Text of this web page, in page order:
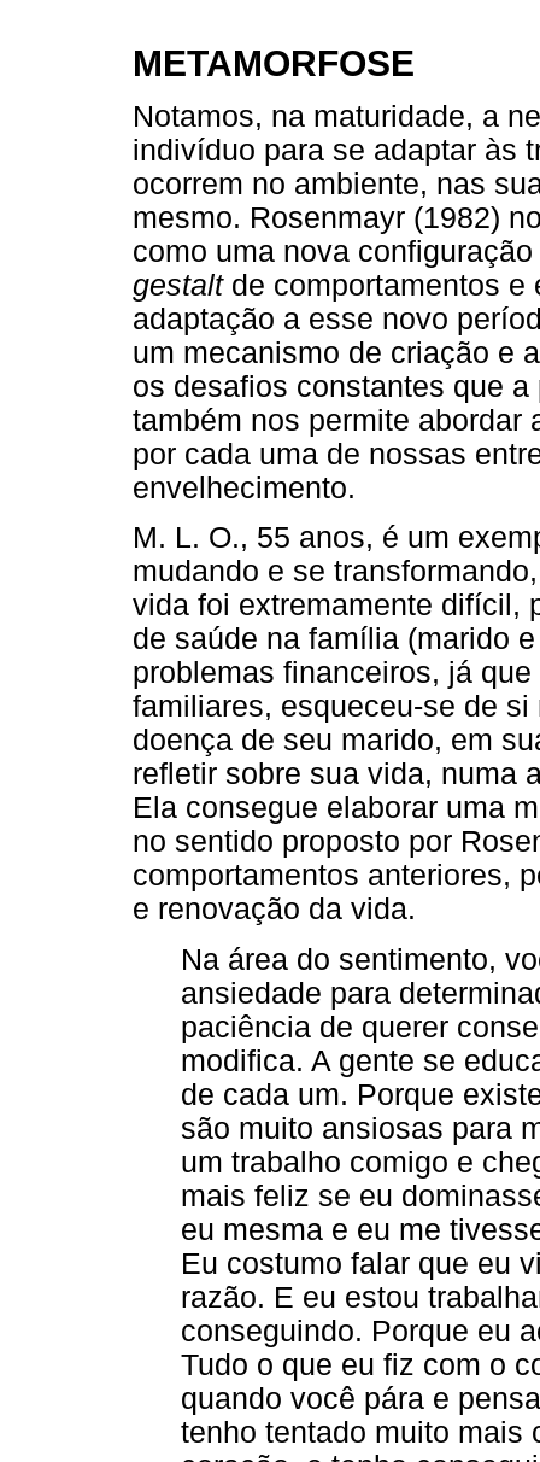
METAMORFOSE
Notamos, na maturidade, a
indivíduo para se adaptar às
ocorrem no ambiente, nas
mesmo. Rosenmayr (1982)
como uma nova
gestaltde comportamentos e
adaptação a esse novo
um mecanismo de criação e
os desafios constantes que
também nos permite abordar
por cada uma de nossas
envelhecimento.
M. L. O., 55 anos, é um
mudando e se
vida foi extremamente difícil,
de saúde na família (marido
problemas financeiros, já
familiares, esqueceu-se de
doença de seu marido, em
refletir sobre sua vida, numa
Ela consegue elaborar uma
no sentido proposto por
comportamentos anteriores,
e renovação da vida.
Na área do sentimento,
ansiedade para
paciência de querer
modifica. A gente se
de cada um. Porque
são muito ansiosas para
um trabalho comigo e
mais feliz se eu
eu mesma e eu me
Eu costumo falar que eu
razão. E eu estou
conseguindo. Porque eu
Tudo o que eu fiz com o
quando você pára e
tenho tentado muito mais